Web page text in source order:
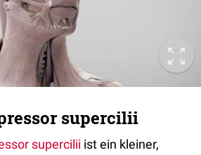
supercilii
supercilii ist ein kleiner,